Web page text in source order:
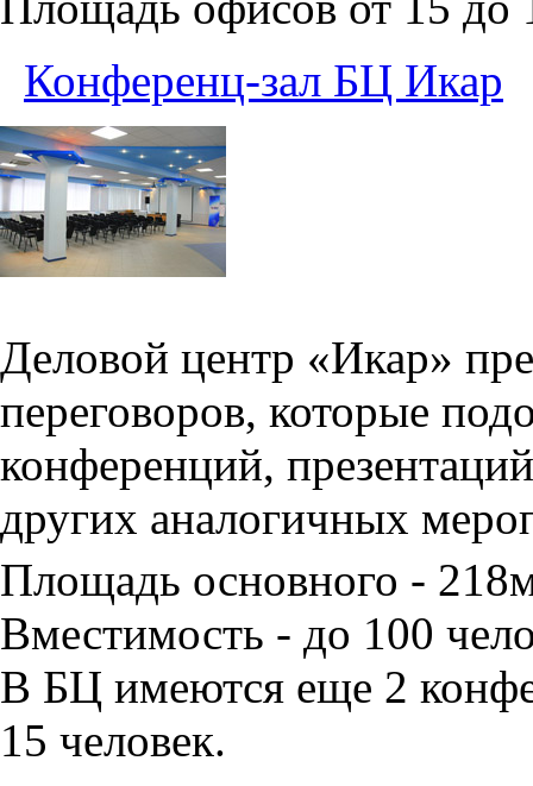
Конференц-зал БЦ Икар
Деловой центр «Икар»
переговоров, которые
конференций,
других аналогичных
Площадь основного -
Вместимость - до 100
В БЦ имеются еще 2
15 человек.